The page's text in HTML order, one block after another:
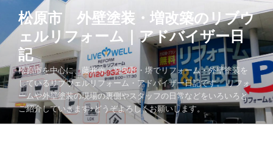
テ
ツ
へ
キ
ッ
松原市 外壁塗装・増改築のリブウ
ェルリフォーム｜アドバイザー日
記
松原市を中心に、藤井寺・羽曳野・堺でリフォーム・外壁塗装を
しているリブウェルリフォーム・アドバイザー日記です。 リフォ
ームや外壁塗装の現場の裏側やスタッフの日常などをいろいろと
ご紹介していきます♪どうぞよろしくお願いします。